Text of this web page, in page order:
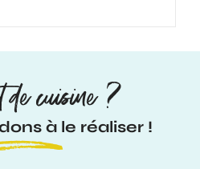
cuisine ?
à le réaliser !